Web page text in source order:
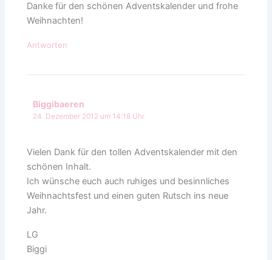
Danke für den schönen Adventskalender und frohe
Weihnachten!
Antworten
Biggibaeren
24. Dezember 2012 um 14:18 Uhr
Vielen Dank für den tollen Adventskalender mit den
schönen Inhalt.
Ich wünsche euch auch ruhiges und besinnliches
Weihnachtsfest und einen guten Rutsch ins neue
Jahr.
LG
Biggi